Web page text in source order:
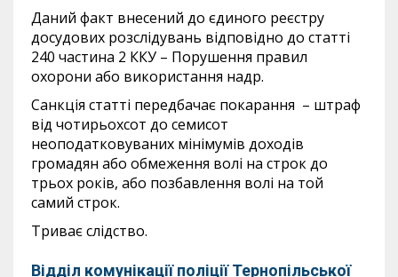
Даний факт внесений до єдиного реєстру
досудових розслідувань відповідно до статті
240 частина 2 ККУ – Порушення правил
охорони або використання надр.
Санкція статті передбачає покарання – штраф
від чотирьохсот до семисот
неоподатковуваних мінімумів доходів
громадян або обмеження волі на строк до
трьох років, або позбавлення волі на той
самий строк.
Триває слідство.
Відділ комунікації поліції Тернопільської